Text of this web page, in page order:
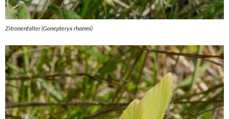
Zitronenfalter (Gonepteryx rhamni)